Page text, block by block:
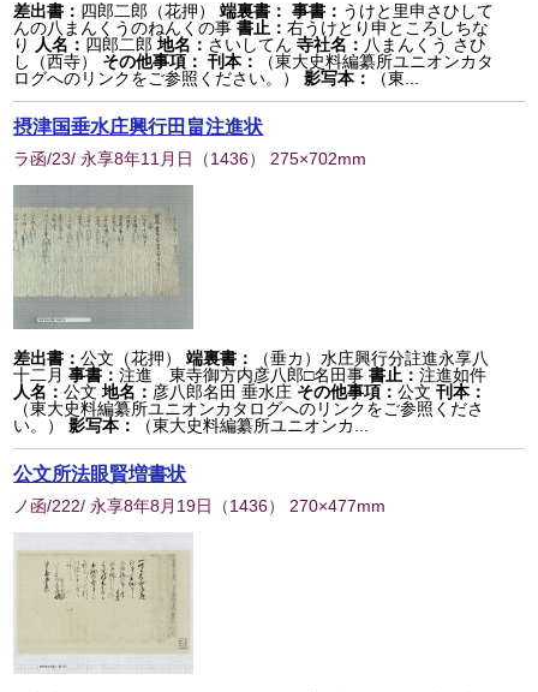
差出書： 四郎二郎（花押） 端裏書： 事書： うけと里申さひして
んの八まんくうのねんくの事 書止：右うけとり申ところしちな
り
人名： 四郎二郎 地名： さいしてん 寺社名： 八まんくう さひ
し（西寺）
その他事項： 刊本：
（東大史料編纂所ユニオンカタ
ログへのリンクをご参照ください。）
影写本： （東...
摂津国垂水庄興行田畠注進状
ラ函/23/ 永享8年11月日 （1436） 275×702mm
差出書：公文（花押） 端裏書：
（垂カ）水庄興行分註進永享八
十二月 事書：注進 東寺御方内彦八郎□名田事 書止：注進如件
人名：公文 地名： 彦八郎名田 垂水庄 その他事項：公文刊本：
（東大史料編纂所ユニオンカタログへのリンクをご参照くださ
い。）
影写本： （東大史料編纂所ユニオンカ...
公文所法眼賢増書状
ノ函/222/ 永享8年8月19日 （1436） 270×477mm